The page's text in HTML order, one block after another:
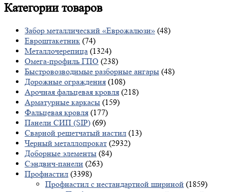
Категориитоваров
Забор металлический «Еврожалюзи» (48)
Евроштакетник (74)
Металлочерепица (1324)
Омега-профиль ГПО (238)
Быстровозводимые разборные ангары (48)
Дорожные ограждения (108)
Арочная фальцевая кровля (218)
Арматурные каркасы (159)
Фальцевая кровля (177)
Панели СИП (SIP) (69)
Сварной решетчатый настил (13)
Черный металлопрокат (2932)
Доборные элементы (84)
Сэндвич-панели (263)
Профнастил (3398)
Профнастил с нестандартной шириной (1859)